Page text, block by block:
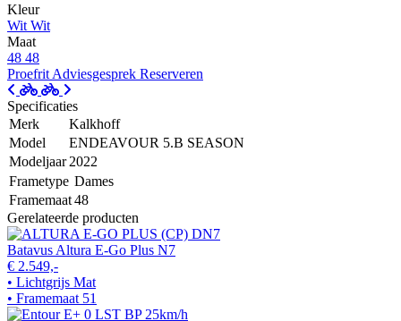
Kleur
Wit Wit
Maat
48 48
Proefrit Adviesgesprek Reserveren
Specificaties
Merk
Kalkhoff
Model
ENDEAVOUR 5.B SEASON
Modeljaar 2022
Frametype Dames
Framemaat48
Gerelateerde producten
Batavus Altura E-Go Plus N7
€ 2.549,-
• Lichtgrijs Mat
• Framemaat 51